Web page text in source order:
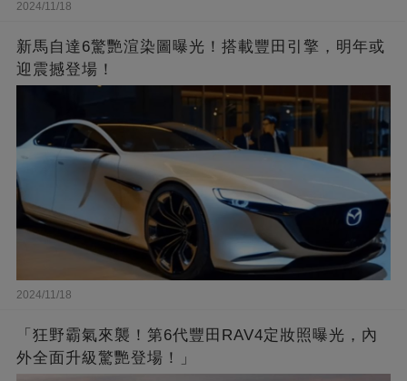
2024/11/18
新馬自達6驚艷渲染圖曝光！搭載豐田引擎，明年或
迎震撼登場！
2024/11/18
「狂野霸氣來襲！第6代豐田RAV4定妝照曝光，內
外全面升級驚艷登場！」